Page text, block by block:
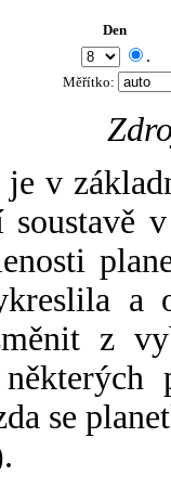
Den
.
Měřítko:
v
soustavě
a
z
se